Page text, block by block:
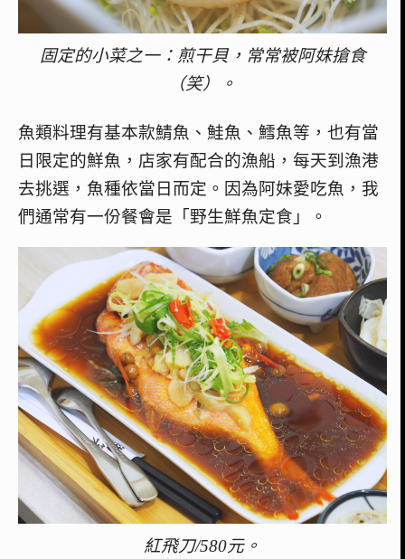
固定的小菜之一：煎干貝，常常被阿妹搶食
（笑）。
魚類料理有基本款鯖魚、鮭魚、鱈魚等，也有當
日限定的鮮魚，店家有配合的漁船，每天到漁港
去挑選，魚種依當日而定。 因為阿妹愛吃魚，我
們通常有一份餐會是「野生鮮魚定食」。
紅飛刀/580元。